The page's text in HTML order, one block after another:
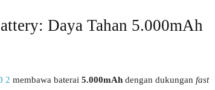
Daya Tahan 5.000mAh
2 membawa baterai 5.000mAh dengan dukungan fast